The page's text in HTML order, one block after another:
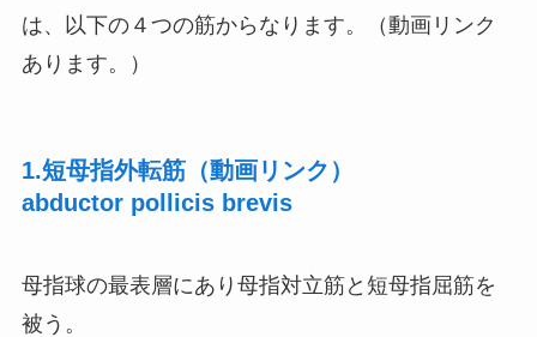
は、以下の４つの筋からなります。（動画リンク
あります。）
1.短母指外転筋（動画リンク）
abductor pollicis brevis
母指球の最表層にあり母指対立筋と短母指屈筋を
被う。